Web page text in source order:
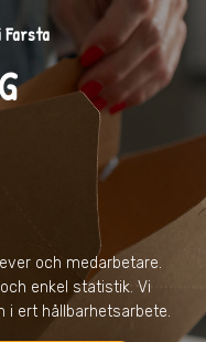
Farsta
och medarbetare.
enkel statistik. Vi
i ert hållbarhetsarbete.